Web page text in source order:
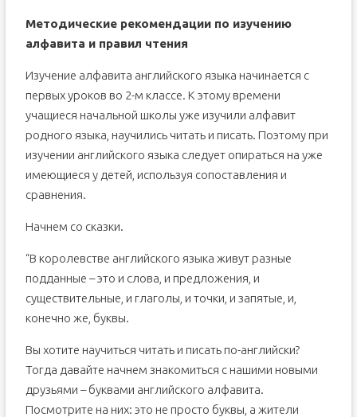
Методические рекомендации по изучению
алфавита и правил чтения
Изучение алфавита английского языка начинается с
первых уроков во 2-м классе. К этому времени
учащиеся начальной школы уже изучили алфавит
родного языка, научились читать и писать. Поэтому при
изучении английского языка следует опираться на уже
имеющиеся у детей, используя сопоставления и
сравнения.
Начнем со сказки.
“В королевстве английского языка живут разные
подданные – это и слова, и предложения, и
существительные, и глаголы, и точки, и запятые, и,
конечно же, буквы.
Вы хотите научиться читать и писать по-английски?
Тогда давайте начнем знакомиться с нашими новыми
друзьями – буквами английского алфавита.
Посмотрите на них: это не просто буквы, а жители